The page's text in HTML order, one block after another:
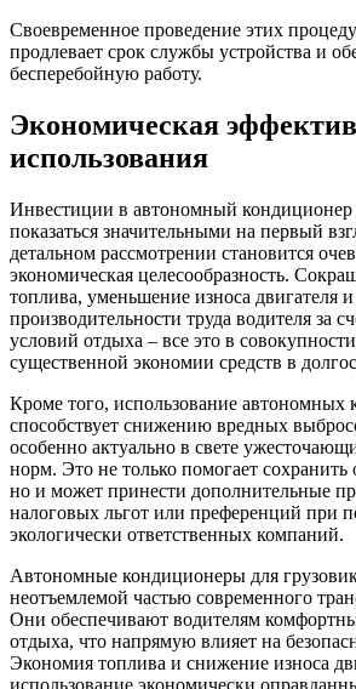
Своевременное проведение этих
продлевает срок службы устройства и
бесперебойную работу.
Экономическая
использования
Инвестиции в автономный кондиционер
показаться значительными на первый
детальном рассмотрении становится
экономическая целесообразность.
топлива, уменьшение износа двигателя
производительности труда водителя за
условий отдыха – все это в
существенной экономии средств в
Кроме того, использование автономных
способствует снижению вредных
особенно актуально в свете
норм. Это не только помогает
но и может принести дополнительные
налоговых льгот или преференций при
экологически ответственных компаний.
Автономные кондиционеры для
неотъемлемой частью современного
Они обеспечивают водителям
отдыха, что напрямую влияет на
Экономия топлива и снижение износа
использование экономически